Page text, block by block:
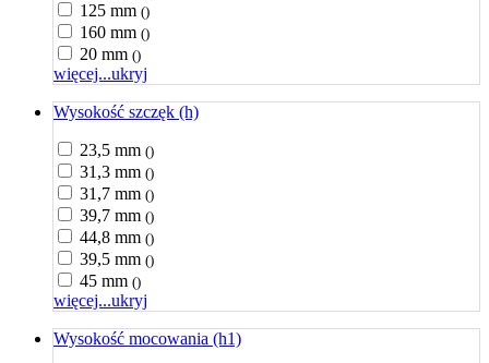
125 mm ()
160 mm ()
20 mm ()
więcej...ukryj
Wysokość szczęk (h)
23,5 mm ()
31,3 mm ()
31,7 mm ()
39,7 mm ()
44,8 mm ()
39,5 mm ()
45 mm ()
więcej...ukryj
Wysokość mocowania (h1)